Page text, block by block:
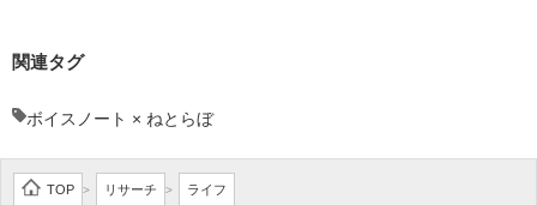
関連タグ
ボイスノート × ねとらぼ
TOP > リサーチ > ライフ